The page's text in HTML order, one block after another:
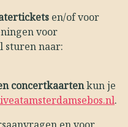
en/of voor
voor
sturen naar:
concertkaartenkun je
.
en voor